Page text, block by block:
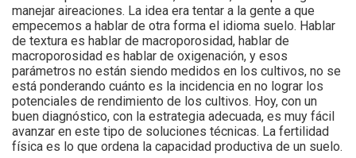
manejar aireaciones. La idea era tentar a la gente a que
empecemos a hablar de otra forma el idioma suelo. Hablar
de textura es hablar de macroporosidad, hablar de
macroporosidad es hablar de oxigenación, y esos
parámetros no están siendo medidos en los cultivos, no se
está ponderando cuánto es la incidencia en no lograr los
potenciales de rendimiento de los cultivos. Hoy, con un
buen diagnóstico, con la estrategia adecuada, es muy fácil
avanzar en este tipo de soluciones técnicas. La fertilidad
física es lo que ordena la capacidad productiva de un suelo.